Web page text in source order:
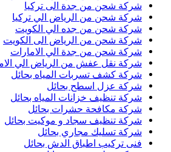
شركة شحن من جدة الى تركيا
شركة شحن من الرياض الي تركيا
شركة شحن من جده الي الكويت
شركة شحن من الرياض الى الكويت
شركة شحن من جدة الي الامارات
شركة نقل عفش من الرياض الي
شركة كشف تسربات المياه بحائل
شركة عزل اسطح بحائل
شركة تنظيف خزانات المياه بحائل
شركة مكافحة حشرات بحائل
شركة تنظيف سجاد و موكيت بحائل
شركة تسليك مجاري بحائل
فنى تركيب اطباق الدش بحائل